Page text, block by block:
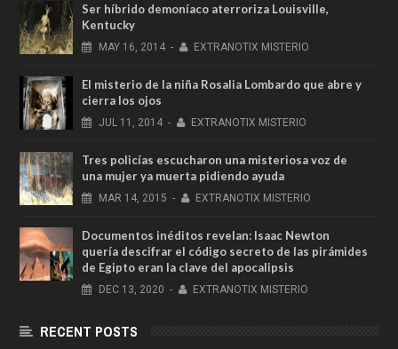
Ser híbrido demoníaco aterroriza Louisville,
Kentucky
MAY 16, 2014 - EXTRANOTIX MISTERIO
El misterio de la niña Rosalia Lombardo que abre y
cierra los ojos
JUL 11, 2014 - EXTRANOTIX MISTERIO
Tres policías escucharon una misteriosa voz de
una mujer ya muerta pidiendo ayuda
MAR 14, 2015 - EXTRANOTIX MISTERIO
Documentos inéditos revelan: Isaac Newton
quería descifrar el código secreto de las pirámides
de Egipto eran la clave del apocalipsis
DEC 13, 2020 - EXTRANOTIX MISTERIO
RECENT POSTS